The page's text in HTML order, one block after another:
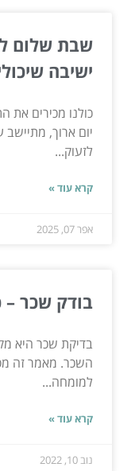
שבת שלום
ישיבה
כולנו מכירים
יום ארוך,
לזעוק...
קרא עוד »
אפר 07, 2025
בודק שכר
בדיקת שכר היא
השכר. מאמר זה
למומחה...
קרא עוד »
נוב 10, 2022